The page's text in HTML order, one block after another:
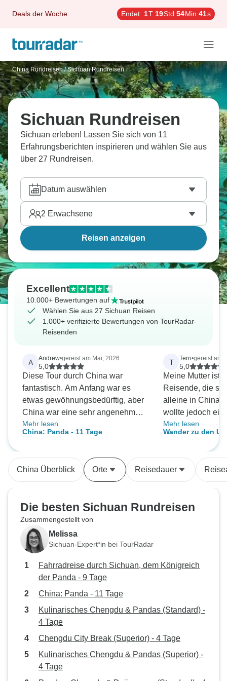
Deals der Woche Endet: 1T 19Std 54Min 40s
China Rundreisen / Sichuan Rundreisen
Sichuan Rundreisen
Sichuan erleben! Lassen Sie sich von 11
Erfahrungsberichten inspirieren und wählen Sie aus
über 27 Rundreisen.
Datum auswählen
2 Erwachsene
Reisen anzeigen
Excellent
10.000+ Bewertungen auf
Wählen Sie aus 27 Sichuan Reisen
1.000+ verifizierte Bewertungen von TourRadar-
Reisenden
A Andrew•gereist am Mai, 2026
5,0
Diese Tour durch China war
fantastisch. Am Anfang war es
etwas gewöhnungsbedürftig, aber
China war eine sehr angenehme
Überraschung. Die Reiseleiter in
jeder Stadt waren sehr nett und
Eric in Xi'an, Andie in Chengdu
und Brenda in Shanghai. Jede
gemacht. Die Unterkünfte waren
spektakulär, Vier-Sterne-Hotels,
aber sie fühlten sich an wie 5
Sterne! Auch die Mittagessen am
viel Essen, mehr als genug für
alle! Top China Travel ist sehr gut
organisiert, obwohl es ein riesiges
Unternehmen ist. Unsere
Reiseleiter sorgten dafür, dass
Transfers und Abholungen waren
gut organisiert, so dass wir uns nie
Sorgen machen mussten, verloren
Mehr lesen
China: Panda - 11 Tage
T Terri•gereist am
5,0
Meine Mutter ist
Reisende, die
alleine in China
wollte jedoch
ausprobieren
Adventure auf
reisten
privaten Tour
unser
Problem, sich
China und
Leo kannte alle
beliebtesten
besuchen,
Mehr lesen
Wander zu den
Welterbestätten
Sichuan, China
China Überblick Orte Reisedauer
Die besten Sichuan Rundreisen
Zusammengestellt von
Melissa
Sichuan-Expert*in bei TourRadar
Fahrradreise durch Sichuan, dem Königreich
der Panda - 9 Tage
China: Panda - 11 Tage
Kulinarisches Chengdu & Pandas (Standard) -
4 Tage
Chengdu City Break (Superior) - 4 Tage
Kulinarisches Chengdu & Pandas (Superior) -
4 Tage